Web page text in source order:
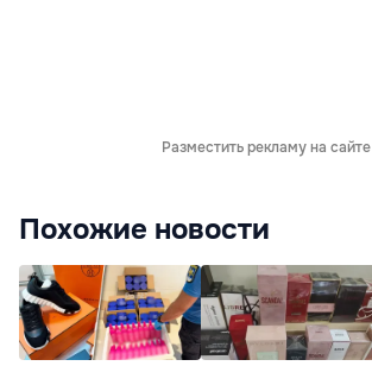
Разместить рекламу на сайте
Похожие новости